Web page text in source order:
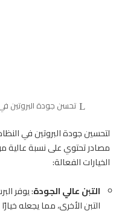
تحسن جودة البروتين
لتحسين جودة البروتين في
مصادر تحتوي على نسبة عالية
الخيارات الفعالة:
التبن عالي الجودة: يوفر
التبن الأخرى، مما يجعله